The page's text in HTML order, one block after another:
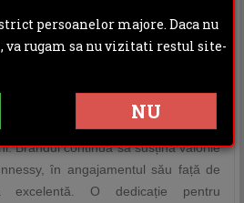
INFORMATII ADITIONALE
între putere și eleganță l-a
Brandul continuă să susțină valorile
în angajamentul său față de
excelentă. O dedicație pentru
persoanelor majore. Daca nu
rugam sa nu vizitati restul site-
NU